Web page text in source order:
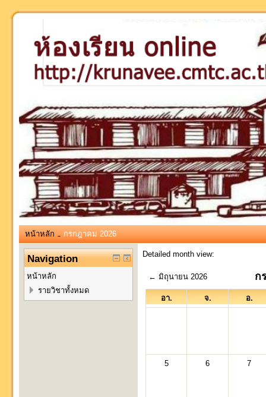
หน้าหลัก → กรกฎาคม 2026
Detailed month view:
← มิถุนายน 2026 ก
อา. จ. อ.
5 6 7
Navigation
หน้าหลัก
รายวิชาทั้งหมด